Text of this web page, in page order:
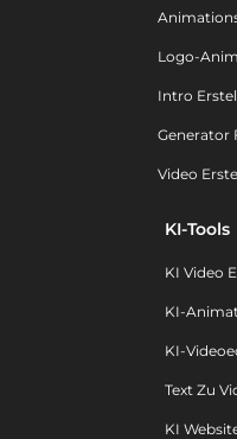
Logo-
Intro
Generator
Video
KI-Tools
KI Video
KI-
KI-
Text Zu
KI